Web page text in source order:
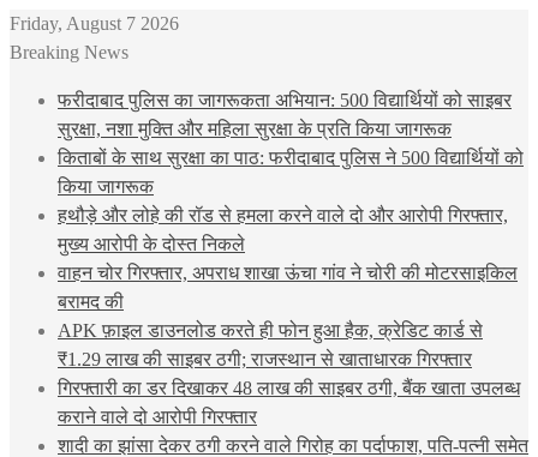
Friday, August 7 2026
Breaking News
फरीदाबाद पुलिस का जागरूकता अभियान: 500 विद्यार्थियों को साइबर
सुरक्षा, नशा मुक्ति और महिला सुरक्षा के प्रति किया जागरूक
किताबों के साथ सुरक्षा का पाठ: फरीदाबाद पुलिस ने 500 विद्यार्थियों को
किया जागरूक
हथौड़े और लोहे की रॉड से हमला करने वाले दो और आरोपी गिरफ्तार,
मुख्य आरोपी के दोस्त निकले
वाहन चोर गिरफ्तार, अपराध शाखा ऊंचा गांव ने चोरी की मोटरसाइकिल
बरामद की
APK फ़ाइल डाउनलोड करते ही फोन हुआ हैक, क्रेडिट कार्ड से
₹1.29 लाख की साइबर ठगी; राजस्थान से खाताधारक गिरफ्तार
गिरफ्तारी का डर दिखाकर 48 लाख की साइबर ठगी, बैंक खाता उपलब्ध
कराने वाले दो आरोपी गिरफ्तार
शादी का झांसा देकर ठगी करने वाले गिरोह का पर्दाफाश, पति-पत्नी समेत